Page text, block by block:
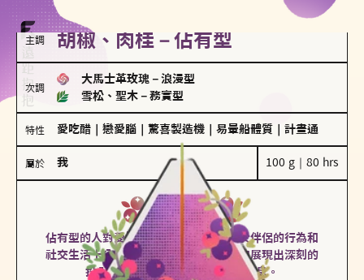
主調 胡椒、肉桂－佔有型
次調
大馬士革玫瑰 － 浪漫型
雪松、聖木 － 務實型
特性 愛吃醋 戀愛腦 驚喜製造機 易暈船體質 計畫通
屬於 我 100 g｜80 hrs
佔有型
胡椒、肉桂
佔有型的人對愛情有強烈的保護欲，對於伴侶的行為和
社交生活十分敏感、容易吃醋。在關係中展現出深刻的
投入和激情，但也可能讓人感到窒息。